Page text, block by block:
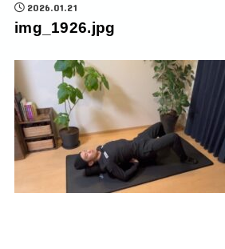
2026.01.21
img_1926.jpg